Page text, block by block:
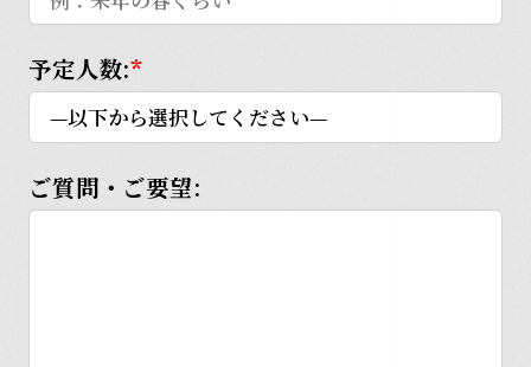
予定人数:*
ご質問・ご要望: